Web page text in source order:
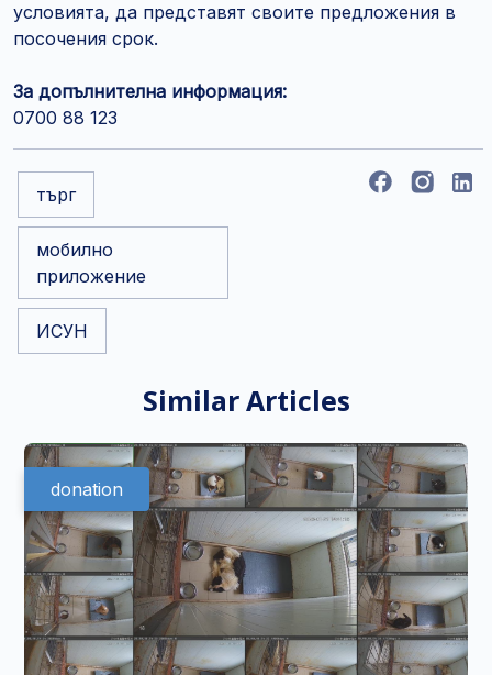
условията, да представят своите предложения в
посочения срок.
За допълнителна информация:
0700 88 123
търг
мобилно
приложение
ИСУН
Similar Articles
donation